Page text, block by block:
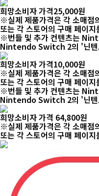
희망소비자 가격25,000원
※실제 제품가격은 각 소매점
또는 각 스토어의 구매 페이
※번들 및 추가 컨텐츠는
Nintendo Switch 2의 '닌텐
희망소비자 가격10,000원
※실제 제품가격은 각 소매점
또는 각 스토어의 구매 페이
※번들 및 추가 컨텐츠는
Nintendo Switch 2의 '닌텐
희망소비자 가격 64,800원
※실제 제품가격은 각 소매점
또는 각 스토어의 구매 페이